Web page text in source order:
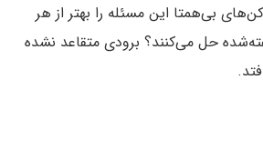
بی‌همتا این مسئله را بهتر از هر
حل می‌کنند؟ برودی متقاعد نشده